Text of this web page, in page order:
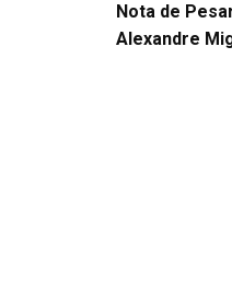
Nota de
Alexandre